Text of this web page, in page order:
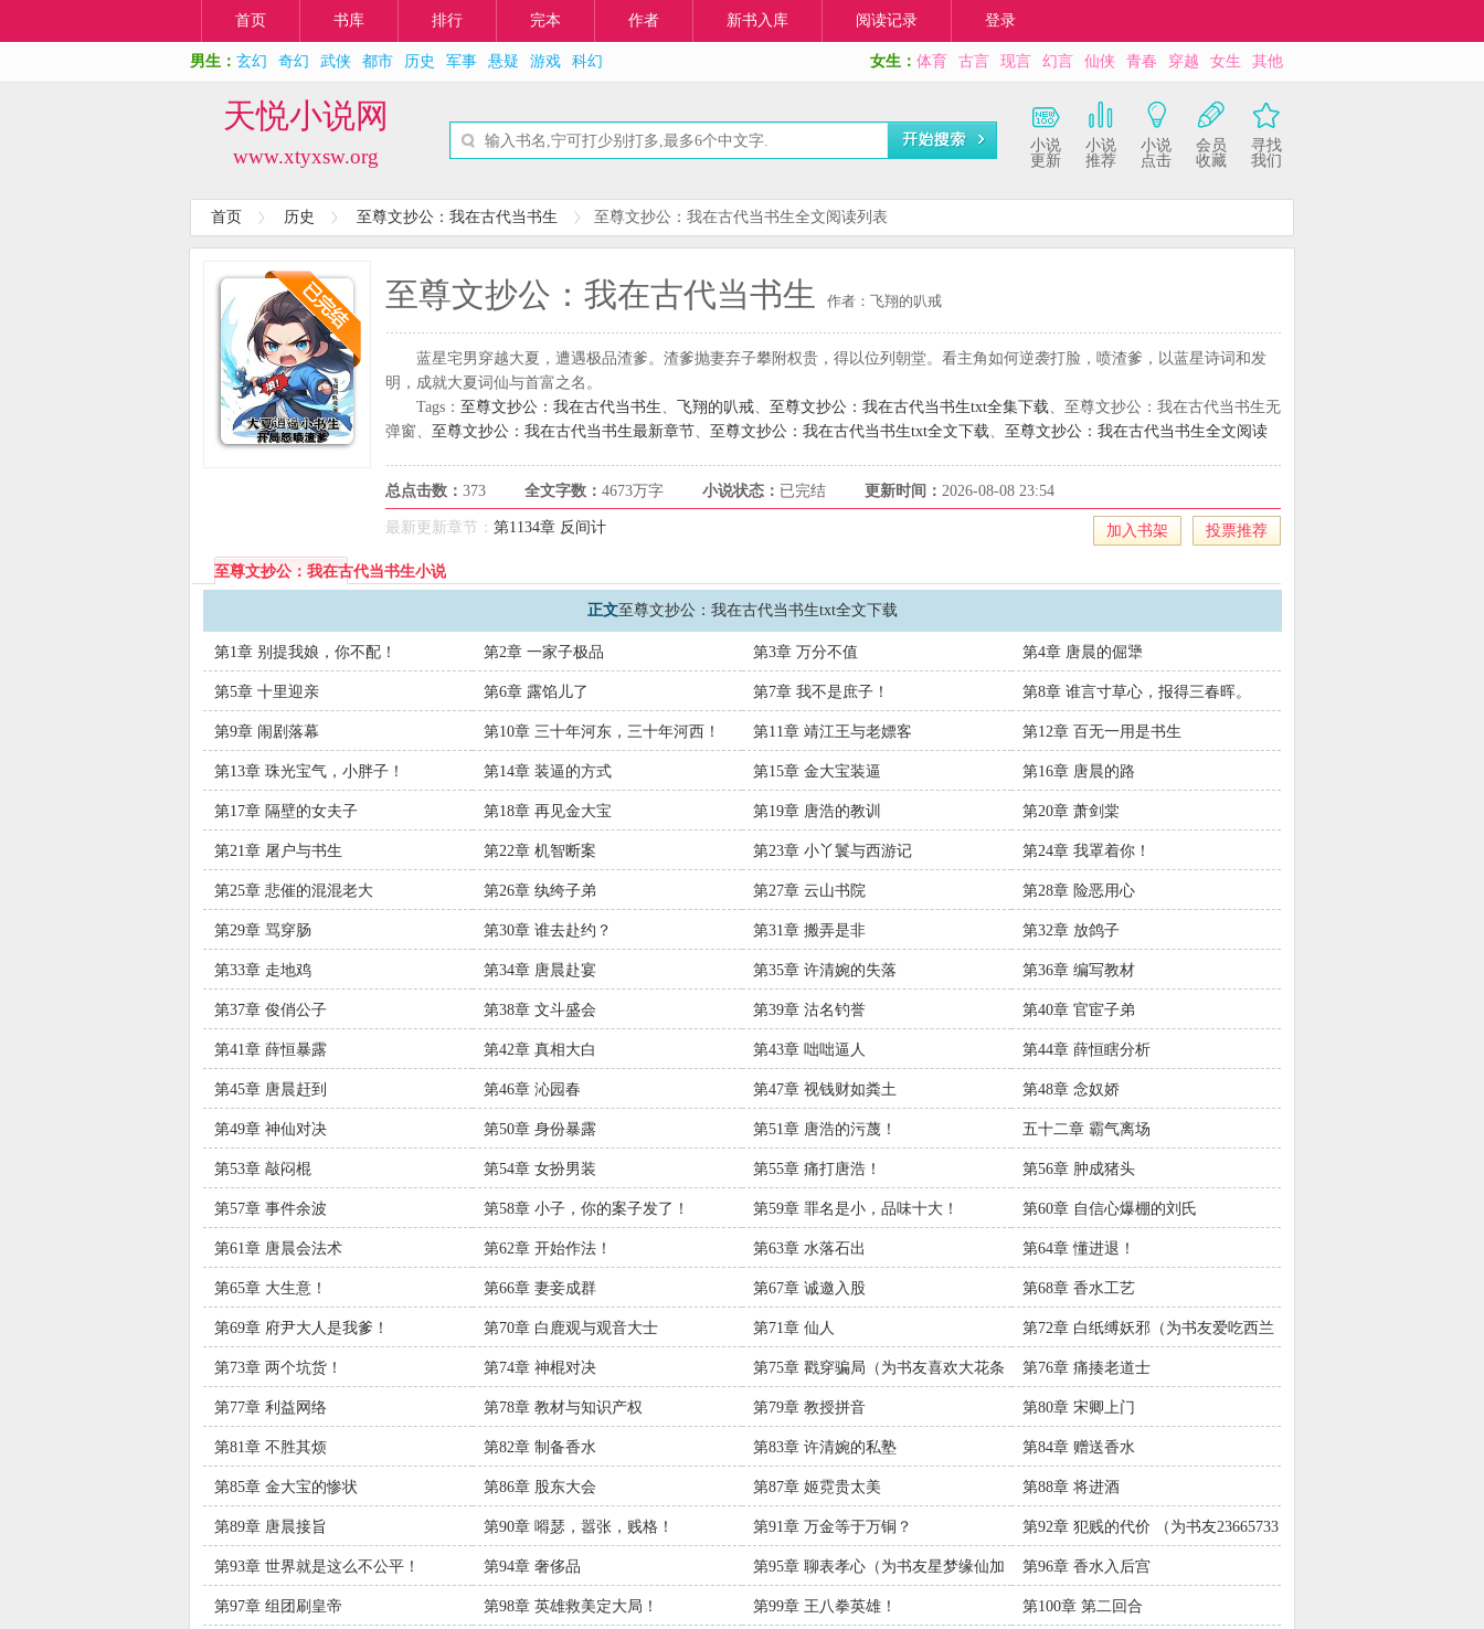
首页 书库 排行 完本 作者 新书入库 阅读记录 登录
男生： 玄幻 奇幻 武侠 都市 历史 军事 悬疑 游戏 科幻 女生： 体育 古言 现言 幻言 仙侠 青春 穿越 女生 其他
天悦小说网
www.xtyxsw.org
小说
更新
小说
推荐
小说
点击
会员
收藏
寻找
我们
首页 历史 至尊文抄公：我在古代当书生 至尊文抄公：我在古代当书生全文阅读列表
至尊文抄公：我在古代当书生 作者：飞翔的叭戒
蓝星宅男穿越大夏，遭遇极品渣爹。渣爹抛妻弃子攀附权贵，得以位列朝堂。看主角如何逆袭打脸，喷渣爹，以蓝星诗词和发
明，成就大夏词仙与首富之名。
Tags： 至尊文抄公：我在古代当书生、 飞翔的叭戒、 至尊文抄公：我在古代当书生txt全集下载、至尊文抄公：我在古代当书生无
弹窗、 至尊文抄公：我在古代当书生最新章节、 至尊文抄公：我在古代当书生txt全文下载、 至尊文抄公：我在古代当书生全文阅读
总点击数： 373 全文字数： 4673万字 小说状态： 已完结 更新时间： 2026-08-08 23:54
加入书架 投票推荐
最新更新章节： 第1134章 反间计
至尊文抄公：我在古代当书生小说
正文至尊文抄公：我在古代当书生txt全文下载
第1章 别提我娘，你不配！ 第2章 一家子极品 第3章 万分不值 第4章 唐晨的倔犟
第5章 十里迎亲 第6章 露馅儿了 第7章 我不是庶子！ 第8章 谁言寸草心，报得三春晖。
第9章 闹剧落幕 第10章 三十年河东，三十年河西！ 第11章 靖江王与老嫖客 第12章 百无一用是书生
第13章 珠光宝气，小胖子！ 第14章 装逼的方式 第15章 金大宝装逼 第16章 唐晨的路
第17章 隔壁的女夫子 第18章 再见金大宝 第19章 唐浩的教训 第20章 萧剑棠
第21章 屠户与书生 第22章 机智断案 第23章 小丫鬟与西游记 第24章 我罩着你！
第25章 悲催的混混老大 第26章 纨绔子弟 第27章 云山书院 第28章 险恶用心
第29章 骂穿肠 第30章 谁去赴约？ 第31章 搬弄是非 第32章 放鸽子
第33章 走地鸡 第34章 唐晨赴宴 第35章 许清婉的失落 第36章 编写教材
第37章 俊俏公子 第38章 文斗盛会 第39章 沽名钓誉 第40章 官宦子弟
第41章 薛恒暴露 第42章 真相大白 第43章 咄咄逼人 第44章 薛恒瞎分析
第45章 唐晨赶到 第46章 沁园春 第47章 视钱财如粪土 第48章 念奴娇
第49章 神仙对决 第50章 身份暴露 第51章 唐浩的污蔑！ 五十二章 霸气离场
第53章 敲闷棍 第54章 女扮男装 第55章 痛打唐浩！ 第56章 肿成猪头
第57章 事件余波 第58章 小子，你的案子发了！ 第59章 罪名是小，品味十大！ 第60章 自信心爆棚的刘氏
第61章 唐晨会法术 第62章 开始作法！ 第63章 水落石出 第64章 懂进退！
第65章 大生意！ 第66章 妻妾成群 第67章 诚邀入股 第68章 香水工艺
第69章 府尹大人是我爹！ 第70章 白鹿观与观音大士 第71章 仙人
第72章 白纸缚妖邪（为书友爱吃西兰
花米糊的龙葵加更）
第73章 两个坑货！ 第74章 神棍对决
第75章 戳穿骗局（为书友喜欢大花条
的祖天坤加更）
第76章 痛揍老道士
第77章 利益网络 第78章 教材与知识产权 第79章 教授拼音 第80章 宋卿上门
第81章 不胜其烦 第82章 制备香水 第83章 许清婉的私塾 第84章 赠送香水
第85章 金大宝的惨状 第86章 股东大会 第87章 姬霓贵太美 第88章 将进酒
第89章 唐晨接旨 第90章 嘚瑟，嚣张，贱格！ 第91章 万金等于万铜？
第92章 犯贱的代价 （为书友23665733
加更）
第93章 世界就是这么不公平！ 第94章 奢侈品
第95章 聊表孝心（为书友星梦缘仙加
更）
第96章 香水入后宫
第97章 组团刷皇帝 第98章 英雄救美定大局！ 第99章 王八拳英雄！ 第100章 第二回合